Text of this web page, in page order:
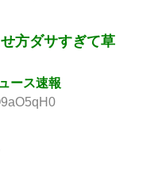
方ダサすぎて草
ース速報